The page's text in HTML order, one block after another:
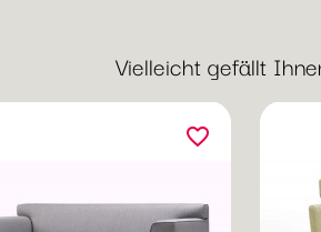
Vielleicht gefällt
favorite_border